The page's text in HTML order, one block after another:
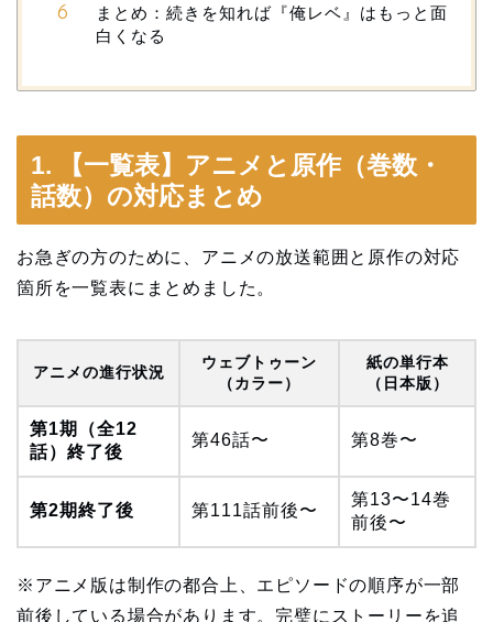
まとめ：続きを知れば『俺レベ』はもっと面
白くなる
1. 【一覧表】アニメと原作（巻数・
話数）の対応まとめ
お急ぎの方のために、アニメの放送範囲と原作の対応
箇所を一覧表にまとめました。
アニメの進行状況
ウェブトゥーン
（カラー）
紙の単行本
（日本版）
第1期（全12
話）終了後
第46話〜 第8巻〜
第2期終了後 第111話前後〜
第13〜14巻
前後〜
※アニメ版は制作の都合上、エピソードの順序が一部
前後している場合があります。完璧にストーリーを追